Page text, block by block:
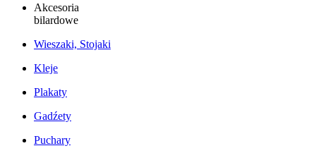
Akcesoria
bilardowe
Wieszaki, Stojaki
Kleje
Plakaty
Gadźety
Puchary